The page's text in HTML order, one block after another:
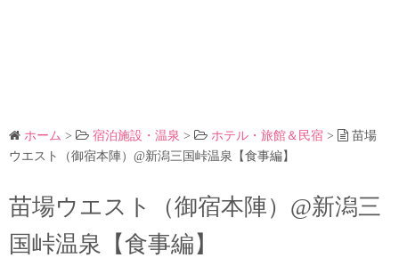
ホーム > 宿泊施設・温泉 > ホテル・旅館＆民宿 >
苗場
ウエスト（御宿本陣）@新潟三国峠温泉【食事編】
苗場ウエスト（御宿本陣）@新潟三
国峠温泉【食事編】